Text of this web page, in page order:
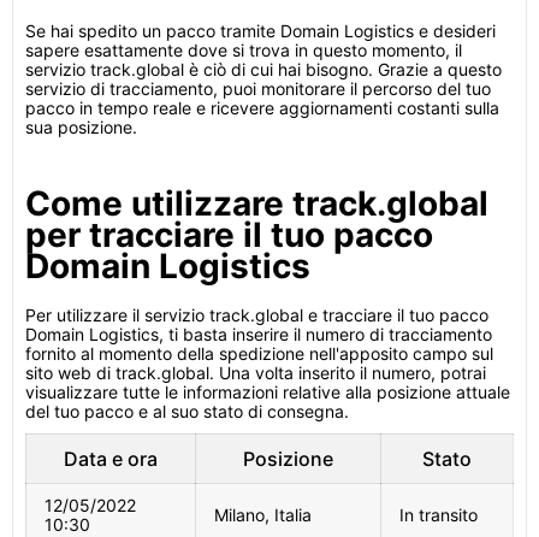
Se hai spedito un pacco tramite Domain Logistics e desideri
sapere esattamente dove si trova in questo momento, il
servizio track.global è ciò di cui hai bisogno. Grazie a questo
servizio di tracciamento, puoi monitorare il percorso del tuo
pacco in tempo reale e ricevere aggiornamenti costanti sulla
sua posizione.
Come utilizzare track.global
per tracciare il tuo pacco
Domain Logistics
Per utilizzare il servizio track.global e tracciare il tuo pacco
Domain Logistics, ti basta inserire il numero di tracciamento
fornito al momento della spedizione nell'apposito campo sul
sito web di track.global. Una volta inserito il numero, potrai
visualizzare tutte le informazioni relative alla posizione attuale
del tuo pacco e al suo stato di consegna.
Data e ora Posizione Stato
12/05/2022
10:30
Milano, Italia In transito